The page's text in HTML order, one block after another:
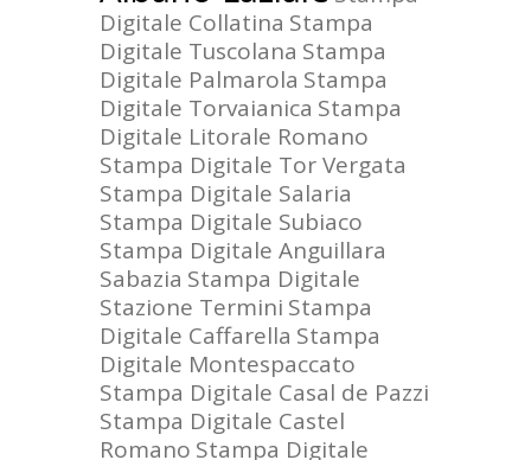
Digitale Collatina Stampa
Digitale Tuscolana Stampa
Digitale Palmarola Stampa
Digitale Torvaianica Stampa
Digitale Litorale Romano
Stampa Digitale Tor Vergata
Stampa Digitale Salaria
Stampa Digitale Subiaco
Stampa Digitale Anguillara
Sabazia Stampa Digitale
Stazione Termini Stampa
Digitale Caffarella Stampa
Digitale Montespaccato
Stampa Digitale Casal de Pazzi
Stampa Digitale Castel
Romano Stampa Digitale